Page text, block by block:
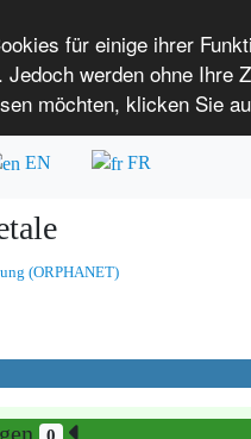
für einige ihrer
werden ohne Ihre
möchten, klicken Sie
MenschenÜber uns
EN FR
(ORPHANET)